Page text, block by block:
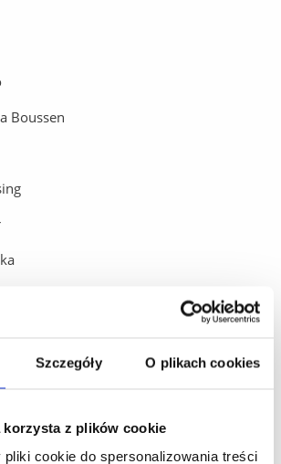
Szczegóły O plikach cookies
korzysta z plików cookie
cookie do spersonalizowania treści
Boussen